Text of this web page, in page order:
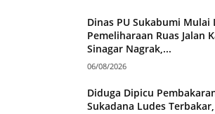
Dinas PU Sukabumi Mulai
Pemeliharaan Ruas Jalan
Sinagar Nagrak,...
06/08/2026
Diduga Dipicu
Sukadana Ludes